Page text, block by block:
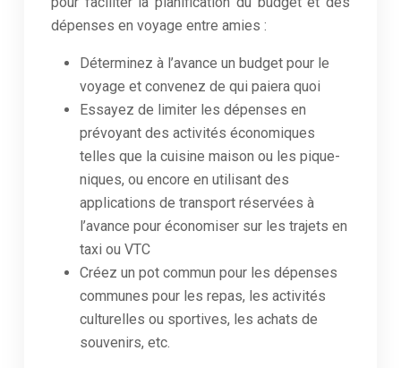
dépenses en voyage entre amies :
Déterminez à l’avance un budget pour le
voyage et convenez de qui paiera quoi
Essayez de limiter les dépenses en
prévoyant des activités économiques
telles que la cuisine maison ou les pique-
niques, ou encore en utilisant des
applications de transport réservées à
l’avance pour économiser sur les trajets en
taxi ou VTC
Créez un pot commun pour les dépenses
communes pour les repas, les activités
culturelles ou sportives, les achats de
souvenirs, etc.